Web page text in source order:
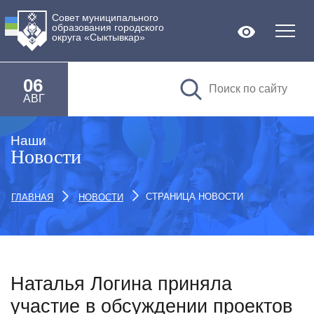
Совет муниципального
образования городского
округа «Сыктывкар»
06
АВГ
Версия
Наши
Новости
ГЛАВНАЯ НОВОСТИ СТРАНИЦА НОВОСТИ
Наталья Логина приняла
участие в обсуждении проектов